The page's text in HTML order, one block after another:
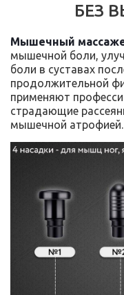
БЕЗ
Мышечный
мышечной боли,
боли в суставах
продолжительной
применяют
страдающие
мышечной атрофией.